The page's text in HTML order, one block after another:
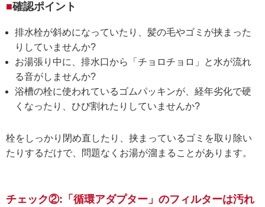
確認ポイント
排水栓が斜めになっていたり、髪の毛やゴミが挟まった
りしていませんか?
お湯張り中に、排水口から「チョロチョロ」と水が流れ
る音がしませんか?
浴槽の栓に使われているゴムパッキンが、経年劣化で硬
くなったり、ひび割れたりしていませんか?
栓をしっかり閉め直したり、挟まっているゴミを取り除い
たりするだけで、問題なくお湯が溜まることがあります。
チェック②:「循環アダプター」のフィルターは汚れ